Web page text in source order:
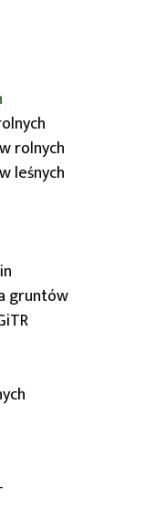
rolnych
leśnych
gruntów
411
wniosku na
, (oryginał
siedziby
na adres:
Skrzynkę